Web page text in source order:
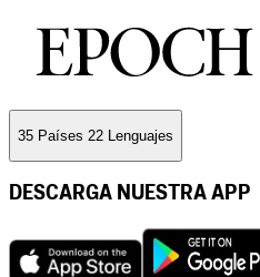
35 Países 22 Lenguajes
DESCARGA NUESTRA APP